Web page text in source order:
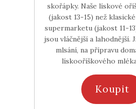
skořápky. Naše lískové
(jakost 13-15) než
supermarketu (jakost 11-
jsou vláčnější a lahodnější.
mlsání, na přípravu
lískooříškového
Koupit